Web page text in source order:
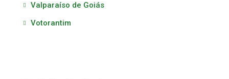
Valparaíso de Goiás
Votorantim